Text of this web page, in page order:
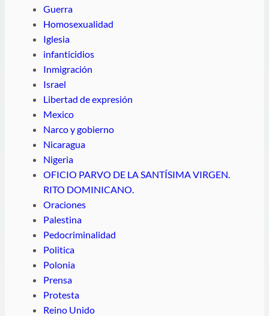
Guerra
Homosexualidad
Iglesia
infanticidios
Inmigración
Israel
Libertad de expresión
Mexico
Narco y gobierno
Nicaragua
Nigeria
OFICIO PARVO DE LA SANTÍSIMA VIRGEN.
RITO DOMINICANO.
Oraciones
Palestina
Pedocriminalidad
Politica
Polonia
Prensa
Protesta
Reino Unido